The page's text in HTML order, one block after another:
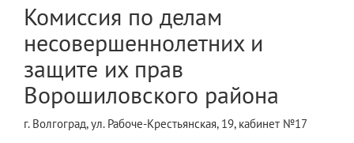
Комиссия по делам
несовершеннолетних и
защите их прав
Ворошиловского района
г. Волгоград, ул. Рабоче-Крестьянская, 19, кабинет №17